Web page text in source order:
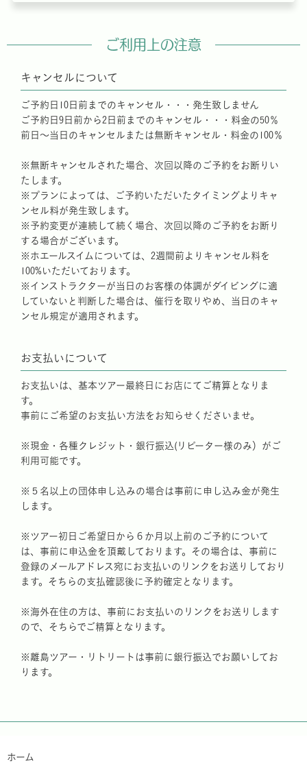
ご利用上の注意
キャンセルについて
ご予約日10日前までのキャンセル・・・発生致しません
ご予約日9日前から2日前までのキャンセル・・・料金の50％
前日～当日のキャンセルまたは無断キャンセル・料金の100％
※無断キャンセルされた場合、次回以降のご予約をお断りい
たします。
※プランによっては、ご予約いただいたタイミングよりキャ
ンセル料が発生致します。
※予約変更が連続して続く場合、次回以降のご予約をお断り
する場合がございます。
※ホエールスイムについては、2週間前よりキャンセル料を
100%いただいております。
※インストラクターが当日のお客様の体調がダイビングに適
していないと判断した場合は、催行を取りやめ、当日のキャ
ンセル規定が適用されます。
お支払いについて
お支払いは、基本ツアー最終日にお店にてご精算となりま
す。
事前にご希望のお支払い方法をお知らせくださいませ。
※現金・各種クレジット・銀行振込(リピーター様のみ）がご
利用可能です。
※５名以上の団体申し込みの場合は事前に申し込み金が発生
します。
※ツアー初日ご希望日から６か月以上前のご予約について
は、事前に申込金を頂戴しております。その場合は、事前に
登録のメールアドレス宛にお支払いのリンクをお送りしており
ます。そちらの支払確認後に予約確定となります。
※海外在住の方は、事前にお支払いのリンクをお送りします
ので、そちらでご精算となります。
※離島ツアー・リトリートは事前に銀行振込でお願いしてお
ります。
ホーム